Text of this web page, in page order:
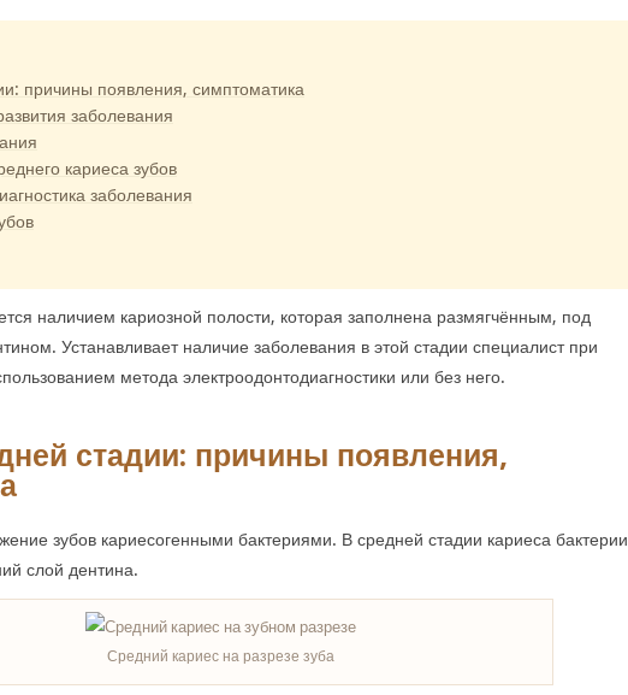
причины появления, симптоматика
заболевания
кариеса зубов
заболевания
наличием кариозной полости, которая заполнена размягчённым, под
Устанавливает наличие заболевания в этой стадии специалист при
метода электроодонтодиагностики или без него.
стадии: причины появления,
зубов кариесогенными бактериями. В средней стадии кариеса бактерии
слой дентина.
Средний кариес на разрезе зуба